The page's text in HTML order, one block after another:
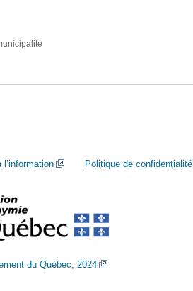
Politique de confidentialité
du Québec, 2024